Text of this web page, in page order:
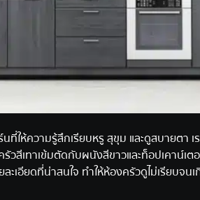
ให้ความรู้สึกเรียบหรู สุขุม และดูสบายตา เ
สีเทาเข้มตัดกับผนังสีขาวและท็อปเคาน์เต
ะเอียดที่น่าสนใจ ทำให้ห้องครัวดูไม่เรียบจนเ